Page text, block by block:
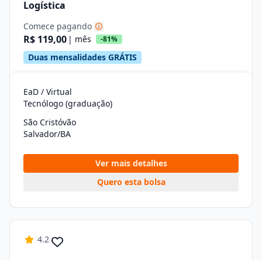
Logística
Comece pagando
R$ 119,00 | mês -81%
Duas mensalidades GRÁTIS
EaD / Virtual
Tecnólogo (graduação)
São Cristóvão
Salvador/BA
Ver mais detalhes
Quero esta bolsa
4.2